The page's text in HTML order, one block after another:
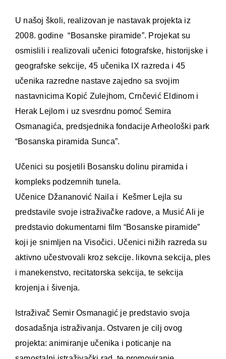
U našoj školi, realizovan je nastavak projekta iz
2008. godine “Bosanske piramide”. Projekat su
osmislili i realizovali učenici fotografske, historijske i
geografske sekcije, 45 učenika IX razreda i 45
učenika razredne nastave zajedno sa svojim
nastavnicima Kopić Zulejhom, Crnčević Eldinom i
Herak Lejlom i uz svesrdnu pomoć Semira
Osmanagića, predsjednika fondacije Arheološki park
“Bosanska piramida Sunca”.
Učenici su posjetili Bosansku dolinu piramida i
kompleks podzemnih tunela.
Učenice Džananović Naila i Kešmer Lejla su
predstavile svoje istraživačke radove, a Musić Ali je
predstavio dokumentarni film “Bosanske piramide”
koji je snimljen na Visočici. Učenici nižih razreda su
aktivno učestvovali kroz sekcije. likovna sekcija, ples
i manekenstvo, recitatorska sekcija, te sekcija
krojenja i šivenja.
Istraživač Semir Osmanagić je predstavio svoja
dosadašnja istraživanja. Ostvaren je cilj ovog
projekta: animiranje učenika i poticanje na